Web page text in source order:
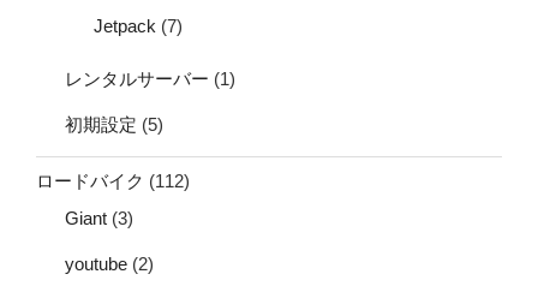
Jetpack (7)
レンタルサーバー (1)
初期設定 (5)
ロードバイク (112)
Giant (3)
youtube (2)